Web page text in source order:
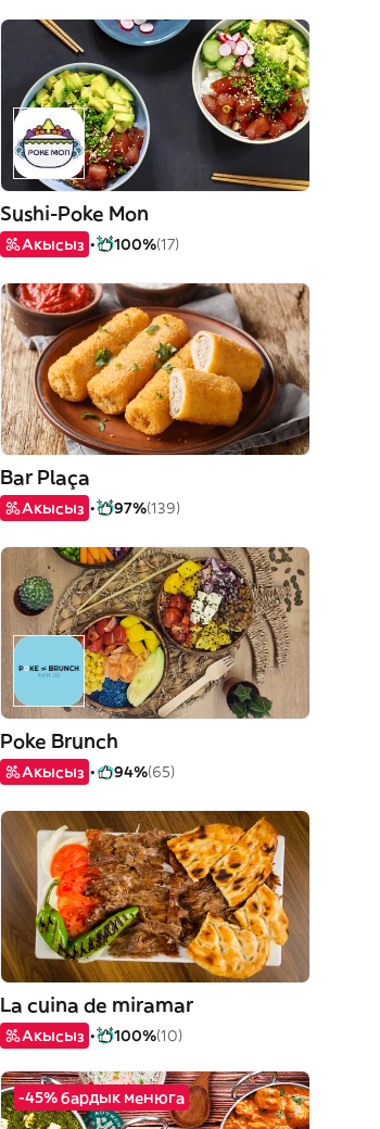
Sushi-Poke Mon
Акысыз 100%(17)
Bar Plaça
Акысыз 97%(139)
Poke Brunch
Акысыз 94%(65)
La cuina de miramar
Акысыз 100%(10)
-45% бардык менюга